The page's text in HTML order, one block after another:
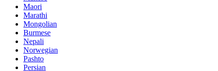
Maori
Marathi
Mongolian
Burmese
Nepali
Norwegian
Pashto
Persian